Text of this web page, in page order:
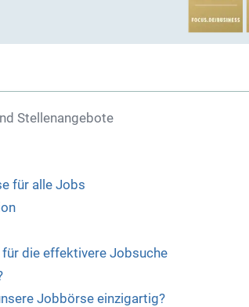
Stellenangebote
für alle Jobs
die effektivere Jobsuche
Jobbörse einzigartig?